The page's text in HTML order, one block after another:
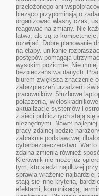
przełożonego ani
bieżąco przypominają o
organizować własny czas,
reagować na zmiany. Nie
łatwo, ale są to
rozwijać. Dobre planowanie
na etapy, unikanie
postępów pomagają
wysokim poziomie. Nie
bezpieczeństwa danych.
biurem zwiększa znaczenie
zabezpieczeń urządzeń i
pracowników. Służbowe
połączenia,
aktualizacje systemów i
z sieci publicznych stają się
niezbędnymi. Nawet najlepiej
pracy zdalnej będzie
zabraknie podstawowej
cyberbezpieczeństwo.
zdalna zmienia również
Kierownik nie może już
tym, kto siedzi najdłużej
sprawia wrażenie najbardziej
stają się inne kryteria,
efektami, komunikacją,